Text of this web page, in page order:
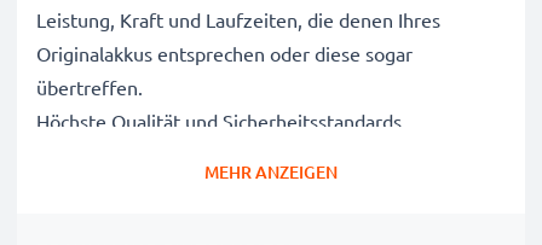
Leistung, Kraft und Laufzeiten, die denen Ihres
Originalakkus entsprechen oder diese sogar
übertreffen.
Höchste Qualität und Sicherheitsstandards
MEHR ANZEIGEN